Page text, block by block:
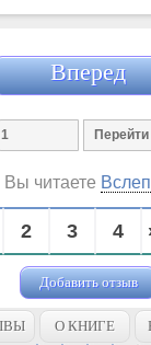
Вперед
Вы читаете
2 3 4
Добавить отзыв
О КНИГЕ